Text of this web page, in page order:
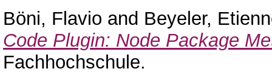
Böni, Flavio and Beyeler,
Code Plugin: Node Package
Fachhochschule.